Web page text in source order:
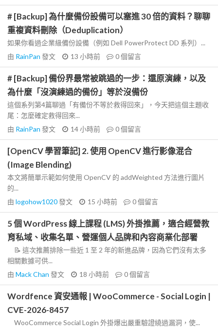
# [Backup] 為什麼備份設備可以塞進 30 倍的資料？聊聊
重複資料刪除（Deduplication）
如果你看過企業級備份設備（例如 Dell PowerProtect DD 系列）...
由 RainPan 發文 13 小時前 0個留言
# [Backup] 備份界最常被跳過的一步：還原演練，以及
為什麼「沒演練過的備份」等於沒備份
這個系列第4篇聊過「有備份不等於救得回來」，今天把這個主題收
尾：怎麼確定救得回來...
由 RainPan 發文 14 小時前 0個留言
[OpenCV 學習筆記] 2. 使用 OpenCV 進行影像混合
(Image Blending)
本文將簡單示範如何使用 OpenCV 的 addWeighted 方法進行圖片
的...
由 logohow1020發文 15 小時前 0個留言
5 個 WordPress 線上課程 (LMS) 外掛推薦，適合經營教
育私域、收集名單、營運個人品牌和內容商業化部署
📝 這次推薦排除一些近 1 至 2 年的新進品牌，因為它們沒有太多
相關數據可供...
由 Mack Chan 發文 18 小時前 0個留言
Wordfence 資安通報 | WooCommerce - Social Login |
CVE-2026-8457
WooCommerce Social Login 外掛爆出嚴重驗證繞過漏洞，使...